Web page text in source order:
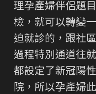
理孕產婦伴侶題
檢，就可以轉變
迫就診的，跟社
過程特別通道往
都設定了新冠陽
院，所以孕產婦